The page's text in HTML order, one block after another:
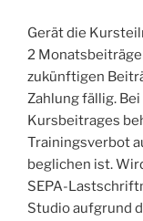
Gerät die
2
zukünftigen
Zahlung fällig.
Kursbeitrages
Trainingsverbot
beglichen ist.
SEPA-
Studio aufgrund